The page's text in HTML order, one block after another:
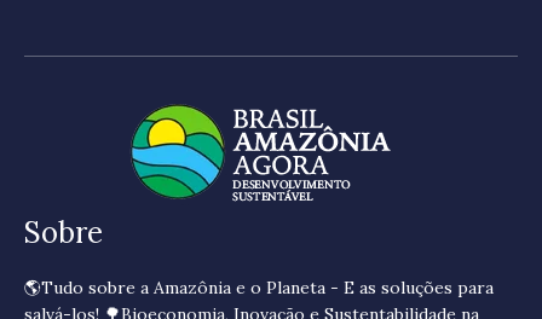
Sobre
🌎Tudo sobre a Amazônia e o Planeta - E as soluções para
salvá-los! 🌳Bioeconomia, Inovação e Sustentabilidade na